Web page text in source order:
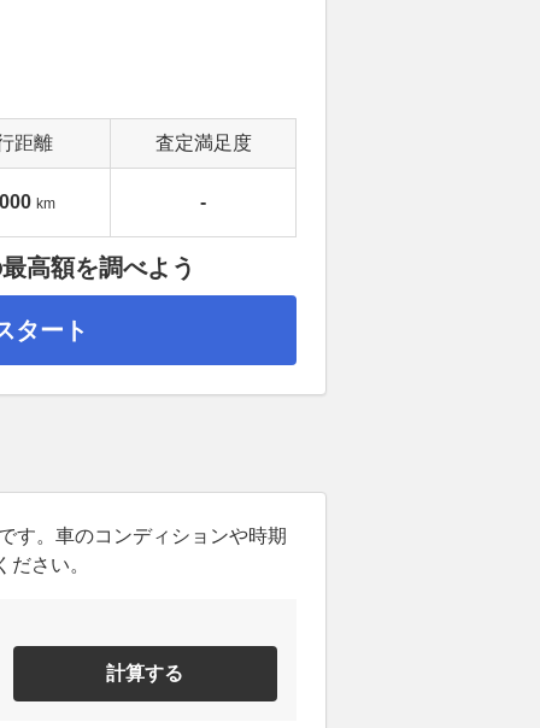
距離 査定満足度
km -
高額を調べよう
タート
す。車のコンディションや時期
さい。
計算する